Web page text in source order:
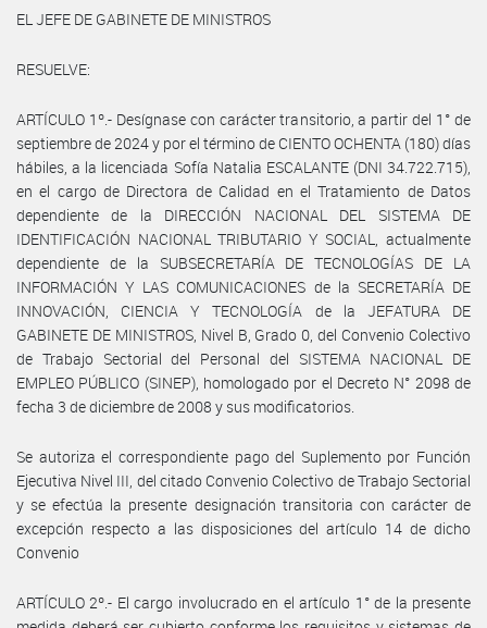
EL JEFE DE GABINETE DE MINISTROS
RESUELVE:
ARTÍCULO 1º.- Desígnase con carácter transitorio, a partir del 1° de
septiembre de 2024 y por el término de CIENTO OCHENTA (180) días
hábiles, a la licenciada Sofía Natalia ESCALANTE (DNI 34.722.715),
en el cargo de Directora de Calidad en el Tratamiento de Datos
dependiente de la DIRECCIÓN NACIONAL DEL SISTEMA DE
IDENTIFICACIÓN NACIONAL TRIBUTARIO Y SOCIAL, actualmente
dependiente de la SUBSECRETARÍA DE TECNOLOGÍAS DE LA
INFORMACIÓN Y LAS COMUNICACIONES de la SECRETARÍA DE
INNOVACIÓN, CIENCIA Y TECNOLOGÍA de la JEFATURA DE
GABINETE DE MINISTROS, Nivel B, Grado 0, del Convenio Colectivo
de Trabajo Sectorial del Personal del SISTEMA NACIONAL DE
EMPLEO PÚBLICO (SINEP), homologado por el Decreto N° 2098 de
fecha 3 de diciembre de 2008 y sus modificatorios.
Se autoriza el correspondiente pago del Suplemento por Función
Ejecutiva Nivel III, del citado Convenio Colectivo de Trabajo Sectorial
y se efectúa la presente designación transitoria con carácter de
excepción respecto a las disposiciones del artículo 14 de dicho
Convenio
ARTÍCULO 2º.- El cargo involucrado en el artículo 1° de la presente